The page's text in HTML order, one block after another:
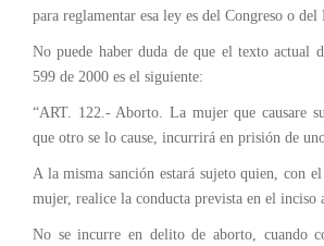
para reglamentar esa ley es del Congreso o del
No puede haber duda de que el texto actual
599 de 2000 es el siguiente:
“ART. 122.- Aborto. La mujer que causare
que otro se lo cause, incurrirá en prisión de
A la misma sanción estará sujeto quien, con
mujer, realice la conducta prevista en el inciso
No se incurre en delito de aborto, cuando